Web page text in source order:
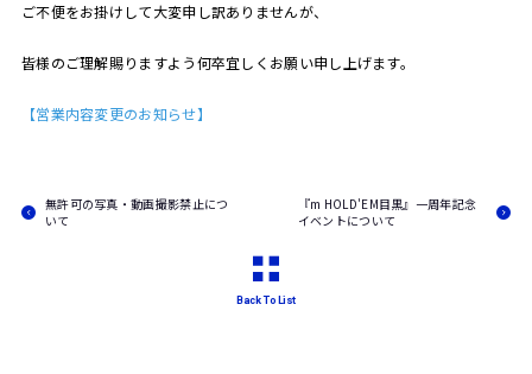
ご不便をお掛けして大変申し訳ありませんが、
皆様のご理解賜りますよう何卒宜しくお願い申し上げます。
【営業内容変更のお知らせ】
無許可の写真・動画撮影禁止につ
いて
Back To List
『m HOLD'EM目黒』一周年記念
イベントについて